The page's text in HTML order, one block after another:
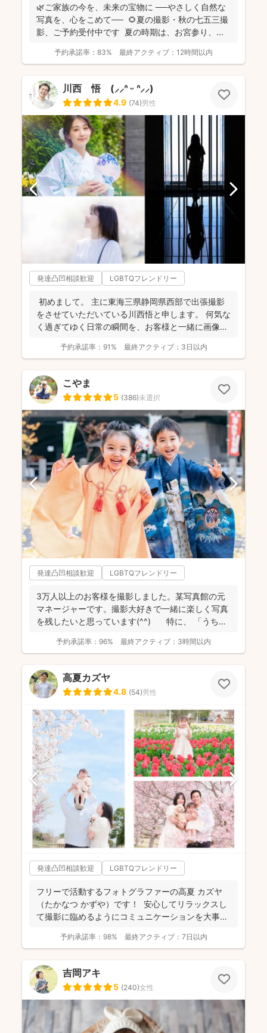
🌿ご家族の今を、未来の宝物に ──やさしく自然な
写真を、心をこめて── 🌻夏の撮影・秋の七五三撮
影、ご予約受付中です 夏の時期は、お宮参り、...
予約承諾率： 83% 最終アクティブ： 12時間以内
川西 悟 (⸝⸝ᐢ ᵕ ᐢ⸝⸝)
4.9 (74)男性
発達凸凹相談歓迎 LGBTQフレンドリー
初めまして。 主に東海三県静岡県西部で出張撮影
をさせていただいている川西悟と申します。 何気な
く過ぎてゆく日常の瞬間を、お客様と一緒に画像と
予約承諾率： 91% 最終アクティブ： 3日以内
こやま
5 (386)未選択
発達凸凹相談歓迎 LGBTQフレンドリー
3万人以上のお客様を撮影しました。某写真館の元
マネージャーです。撮影大好きで一緒に楽しく写真
を残したいと思っています(^^) 特に、 「うち
予約承諾率： 96% 最終アクティブ： 3時間以内
高夏カズヤ
4.8 (54)男性
発達凸凹相談歓迎 LGBTQフレンドリー
フリーで活動するフォトグラファーの高夏 カズヤ
（たかなつ かずや）です！ 安心してリラックスし
て撮影に臨めるようにコミュニケーションを大事に
予約承諾率： 98% 最終アクティブ： 7日以内
吉岡アキ
5 (240)女性